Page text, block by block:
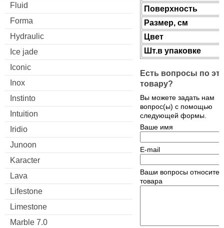
Fluid
Forma
Hydraulic
Ice jade
Iconic
Inox
Instinto
Intuition
Iridio
Junoon
Karacter
Lava
Lifestone
Limestone
Marble 7.0
Поверхность
Размер, см
Цвет
Шт.в упаковке
Есть вопросы по
товару?
Вы можете задать нам
вопрос(ы) с помощью
следующей формы.
Ваше имя
E-mail
Ваши вопросы
товара